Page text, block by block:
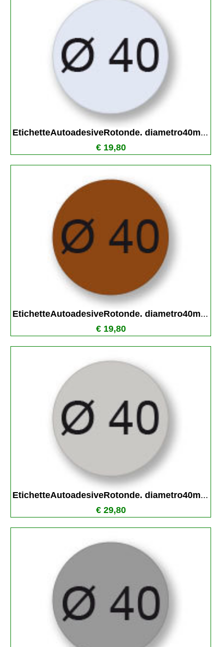
EtichetteAutoadesiveRotonde. diametro40m...
€ 19,80
EtichetteAutoadesiveRotonde. diametro40m...
€ 19,80
EtichetteAutoadesiveRotonde. diametro40m...
€ 29,80